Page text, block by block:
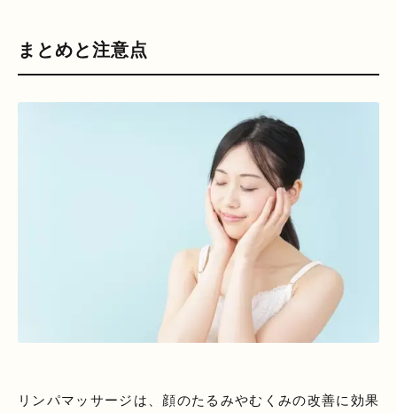
まとめと注意点
リンパマッサージは、顔のたるみやむくみの改善に効果